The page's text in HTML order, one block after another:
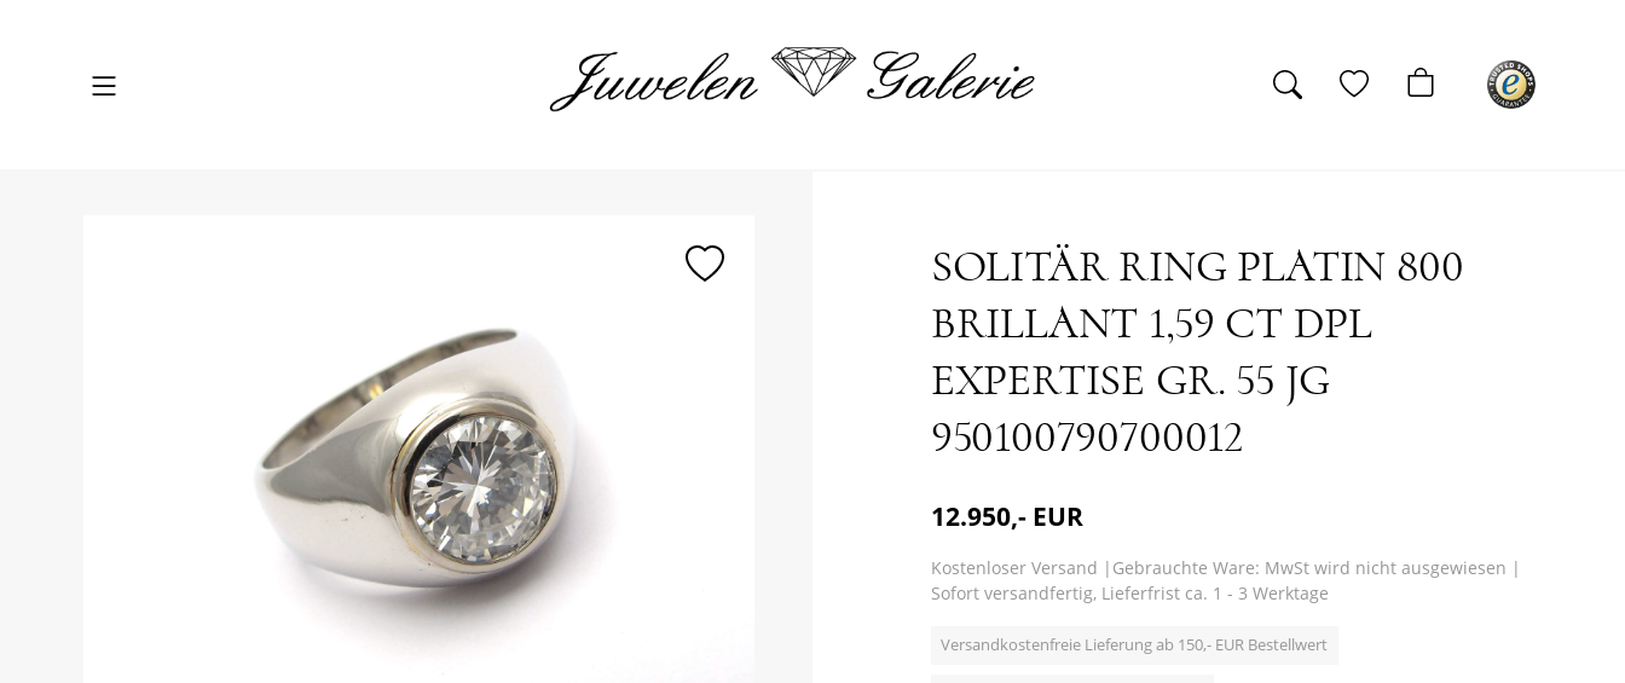
SOLITÄR RING PLATIN 800
BRILLANT 1,59 CT DPL
EXPERTISE GR. 55 JG
950100790700012
12.950,- EUR
Kostenloser Versand | Gebrauchte Ware: MwSt wird nicht ausgewiesen |
Sofort versandfertig, Lieferfrist ca. 1 - 3 Werktage
Versandkostenfreie Lieferung ab 150,- EUR Bestellwert